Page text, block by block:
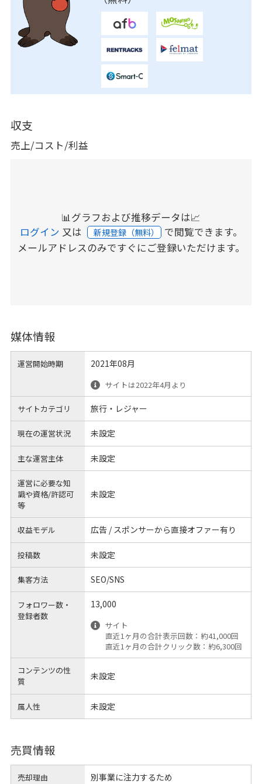
収支
売上/コスト/利益
📊グラフおよび推移データは📈
ログイン 又は 新規登録（無料） で閲覧できます。
メールアドレスのみですぐにご登録いただけます。
媒体情報
運営開始時期 2021年08月
サイトは2022年4月より
サイトカテゴリ 旅行・レジャー
現在の運営状況 未設定
主な運営主体 未設定
運営に必要な知
識や資格/許認可
等
未設定
収益モデル 広告 / スポンサーから直接オファー有り
投稿数 未設定
集客方法 SEO/SNS
フォロワー数・
登録者数
13,000
サイト
直近1ヶ月の合計表示回数：約41,000回
直近1ヶ月の合計クリック数：約6,300回
コンテンツの性
質
未設定
属人性 未設定
売買情報
売却理由 別事業に注力するため